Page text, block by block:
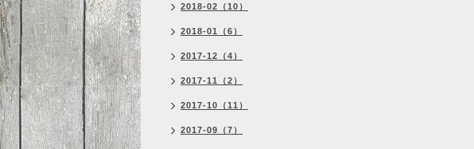
2018-02（10）
2018-01（6）
2017-12（4）
2017-11（2）
2017-10（11）
2017-09（7）